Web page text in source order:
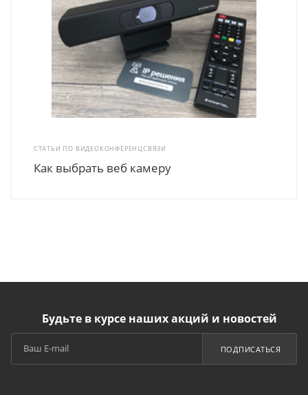
СТАТЬИ ПО ВИДЕОКОНФЕРЕНЦСВЯЗИ
Как выбрать веб камеру
Будьте в курсе наших акций и новостей
ПОДПИСАТЬСЯ